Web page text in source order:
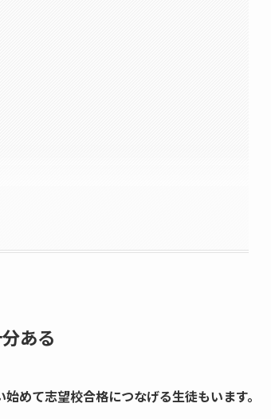
ある
めて志望校合格につなげる生徒もいます。